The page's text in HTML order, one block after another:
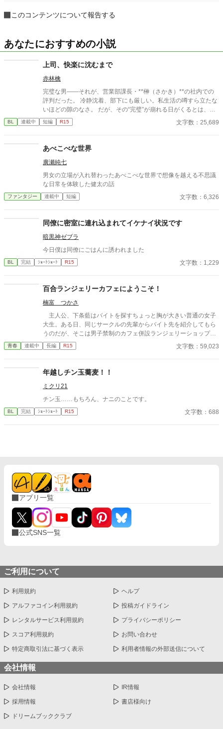
このコンテンツについて報告する
あなたにおすすめの小説
上司、快楽に沈むまで
赤林檎
完璧な男――それが、営業部課長・**榊（さかき）**の社内での
評判だった。 冷静沈着、部下にも厳しい。私生活の噂すら立たな
いほどの隙のなさ。 だが、その“完璧”が崩れる日がくるとは、誰
も想像していなかった。 入社三年目の篠原は、榊の直属の部下。
真面目だが強気で、どこか挑発的な笑みを浮かべる青年。 ある
原は上司に向かって、いつもの穏やかな口調を崩した。「……そ
んな顔、部下には見せないんですね」 疲労で僅かに緩んだ榊の表
情。 その弱さを見逃さず、篠原はデスク越しに距離を詰める。
「強がらなくていいですよ。俺の前では、もう」 指先が榊のネク
タイを掴む。 引き寄せられた瞬間、榊の理性は音を立てて崩れ
って、ひとつずつ乱されていく。 言葉で支配され、触れられるた
原の視線の奥に宿るのは、ただの欲望ではなかった。 そこには、
ずっと榊だけを見つめ続けてきた、静かな執着がある。 「俺、前
っと綺麗だろうなって」 支配する側だったはずの男が、 支配され
ることで初めて“生きている”と感じてしまう――。 上司と部下、
は破滅か、それとも救いか。 ――これは、ひとりの上司が“愛”と
BL 連載中 短編 R15 文字数：25,689
あべこべな世界
廣瀬純七
男女の立場が入れ替わったあべこべな世界で想像を越える不思議
な日常を体験した健太の話
ファンタジー 連載中 短編 文字数：6,326
同僚に密室に連れ込まれてイケナイ状況です
暗黒神ゼブラ
今日僕は同僚にごはんに誘われました
BL 完結 ｼｮｰﾄｼｮｰﾄ R15 文字数：1,229
百合ランジェリーカフェにようこそ！
楠富 つかさ
主人公、下条藍はバイトを探すちょっと胸が大きい普通の女子
大生。ある日、同じサークルの先輩からバイト先を紹介してもら
うのだが、そこは男子禁制のカフェ併設ランジェリーショップ
で！？ ちょっとハレンチなお仕事カフェライフ、始まりま
す！！ ※この物語はフィクションであり実在の人物・団体・法律
成できないのでビキニで代用しています。
青春 連載中 長編 R15 文字数：59,023
年越しチン玉蕎麦！！
ミクリ21
チン玉……もちろん、ナニのことです。
BL 完結 ｼｮｰﾄｼｮｰﾄ R15 文字数：688
アプリ一覧
公式SNS一覧
ご利用について
利用規約 ヘルプ
アルファコイン利用規約 投稿ガイドライン
レンタルサービス利用規約 プライバシーポリシー
スコア利用規約 お問い合わせ
特定商取引法に基づく表示 利用者情報の外部送信について
会社情報
会社情報 IR情報
採用情報 書店様向け
ドリームブッククラブ